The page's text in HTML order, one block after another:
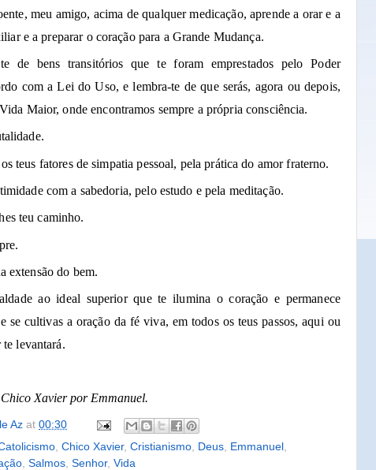
meu amigo, acima de qualquer medicação, aprende a orar e a
e a preparar o coração para a Grande Mudança.
te de bens transitórios que te foram emprestados pelo Poder
com a Lei do Uso, e lembra-te de que serás, agora ou depois,
Maior, onde encontramos sempre a própria consciência.
teus fatores de simpatia pessoal, pela prática do amor fraterno.
com a sabedoria, pelo estudo e pela meditação.
teu caminho.
extensão do bem.
ao ideal superior que te ilumina o coração e permanece
se cultivas a oração da fé viva, em todos os teus passos, aqui ou
levantará.
Xavier por Emmanuel.
Az at 00:30
Chico Xavier, Cristianismo Deus Emmanuel
Salmos Senhor, Vida